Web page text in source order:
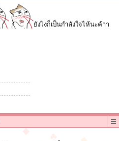
ยังไงก็เป็นกำลังใจไห้นะค้าา